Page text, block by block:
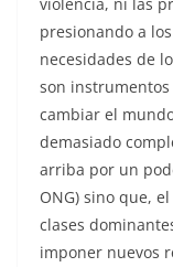
presionando a
necesidades de
son
cambiar el
demasiado
arriba por un
ONG) sino que,
clases
imponer nuevos